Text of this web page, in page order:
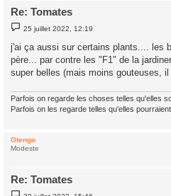
Re: Tomates
M
e
s
a
e
25 juillet 2022, 12:19
j'ai ça aussi sur certains plants.... les
père... par contre les "F1" de la
super belles (mais moins gouteuses,
Parfois on regarde les choses telles qu'elles
Parfois on les regarde telles qu'elles
Otengo
Modeste
Re: Tomates
M